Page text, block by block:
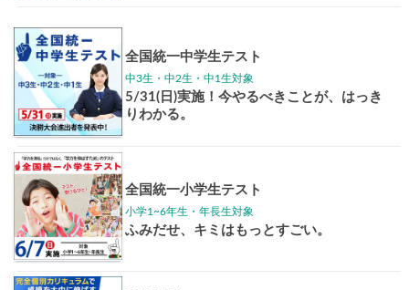
Pick up!